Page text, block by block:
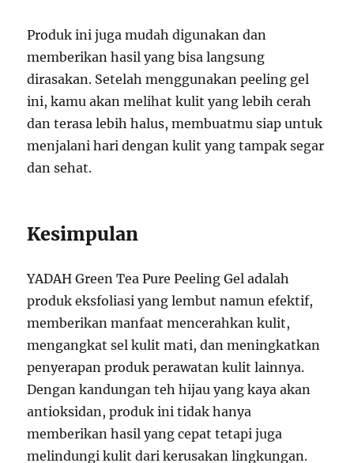
Produk ini juga mudah digunakan dan
memberikan hasil yang bisa langsung
dirasakan. Setelah menggunakan peeling gel
ini, kamu akan melihat kulit yang lebih cerah
dan terasa lebih halus, membuatmu siap untuk
menjalani hari dengan kulit yang tampak segar
dan sehat.
Kesimpulan
YADAH Green Tea Pure Peeling Gel adalah
produk eksfoliasi yang lembut namun efektif,
memberikan manfaat mencerahkan kulit,
mengangkat sel kulit mati, dan meningkatkan
penyerapan produk perawatan kulit lainnya.
Dengan kandungan teh hijau yang kaya akan
antioksidan, produk ini tidak hanya
memberikan hasil yang cepat tetapi juga
melindungi kulit dari kerusakan lingkungan.